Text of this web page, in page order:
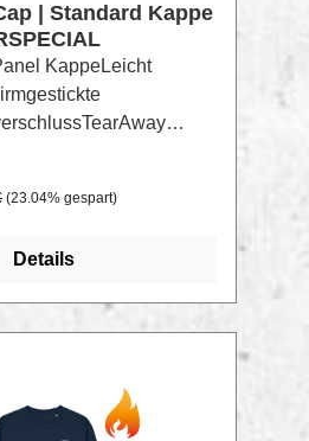
| Standard Kappe
KappeLeicht
Twill Aktuelle
Preis:
(23.04% gespart)
Details